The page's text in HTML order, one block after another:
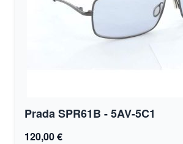
Prada SPR61B - 5AV-5C1
120,00 €